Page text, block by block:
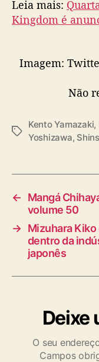
Leia mais:
Kingdom é
Imagem:
Não
T
Kento Yamazaki,
Yoshizawa,
←
Mangá
volume 50
→ Mizuhara
dentro da
japonês
Deixe
O seu
Campos